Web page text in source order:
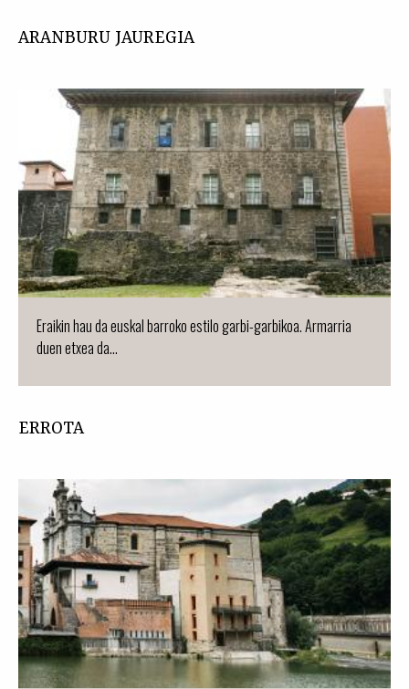
ARANBURU JAUREGIA
Eraikin hau da euskal barroko estilo garbi-garbikoa. Armarria
duen etxea da...
ERROTA